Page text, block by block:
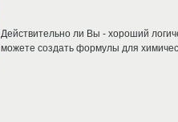
Действительно ли Вы - хороший
можете создать формулы для